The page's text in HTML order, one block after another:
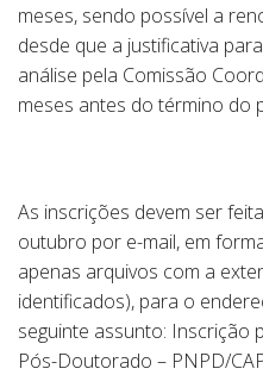
meses, sendo possível a
desde que a justificativa
análise pela Comissão
meses antes do término do
As inscrições devem ser
outubro por e-mail, em
apenas arquivos com a
identificados), para o
seguinte assunto: Inscrição
Pós-Doutorado – PNPD/